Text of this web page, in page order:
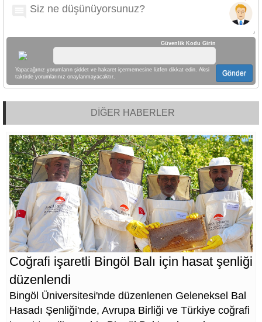
Güvenlik Kodu Girin
Yapacağınız yorumların şiddet ve hakaret içermemesine lütfen dikkat edin. Aksi
taktirde yorumlarınız onaylanmayacaktır.
Gönder
DİĞER HABERLER
Coğrafi işaretli Bingöl Balı için hasat şenliği
düzenlendi
Bingöl Üniversitesi'nde düzenlenen Geleneksel Bal
Hasadı Şenliği'nde, Avrupa Birliği ve Türkiye coğrafi